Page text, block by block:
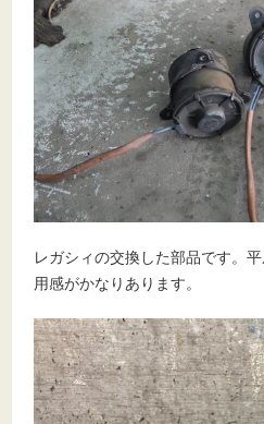
レガシィの交換した部品です。
用感がかなりあります。